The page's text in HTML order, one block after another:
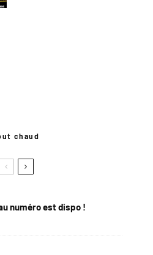
chaud
numéro est dispo !